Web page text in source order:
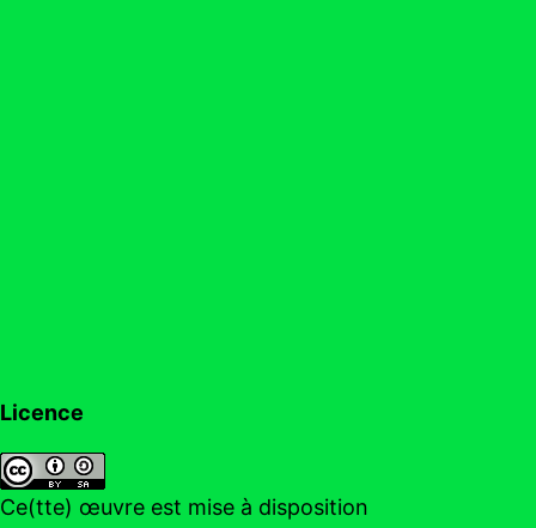
Licence
Ce(tte) œuvre est mise à disposition